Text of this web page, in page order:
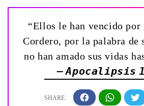
“Ellos le han vencido por
Cordero, por la palabra de
no han amado sus vidas
— Apocalipsis